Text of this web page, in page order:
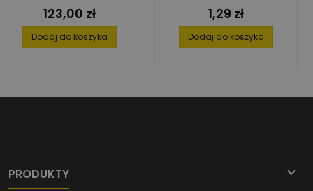
Cena
123,00 zł
Dodaj do koszyka
Cena
1,29 zł
Dodaj do koszyka
PRODUKTY 